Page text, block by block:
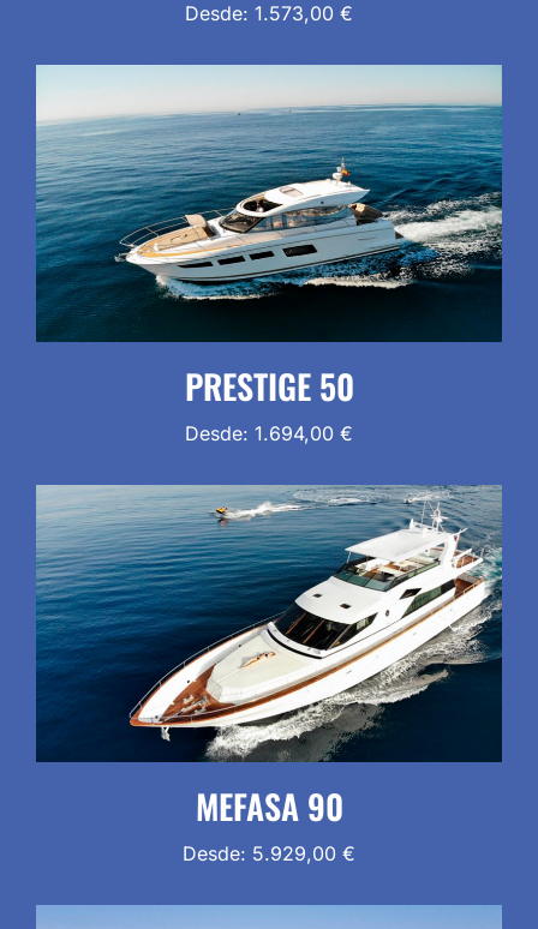
Desde: 1.573,00 €
PRESTIGE 50
Desde: 1.694,00 €
MEFASA 90
Desde: 5.929,00 €